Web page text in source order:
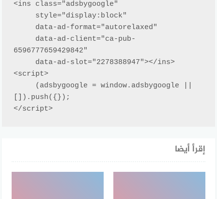
<ins class="adsbygoogle"
6596777659429842"
<script>
[]).push({});
</script>
إقرأ أيضا